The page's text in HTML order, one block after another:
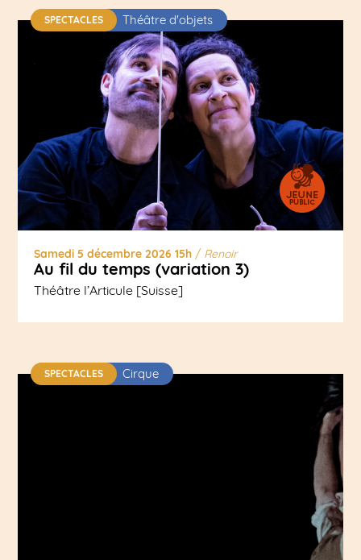
Samedi 5 décembre 2026 15h/ Renoir
Au fil du temps (variation 3)
Théâtre l’Articule [Suisse]
SPECTACLES Théâtre d'objets
SPECTACLES Cirque